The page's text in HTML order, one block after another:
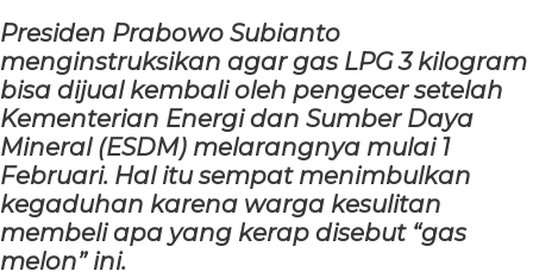
Presiden Prabowo Subianto
menginstruksikan agar gas LPG 3 kilogram
bisa dijual kembali oleh pengecer setelah
Kementerian Energi dan Sumber Daya
Mineral (ESDM) melarangnya mulai 1
Februari. Hal itu sempat menimbulkan
kegaduhan karena warga kesulitan
membeli apa yang kerap disebut “gas
melon” ini.